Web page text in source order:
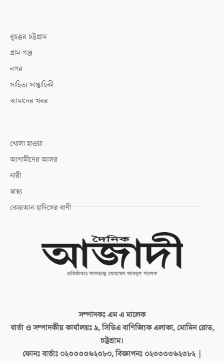
বৃহত্তর চট্টগ্রাম
গ্রাম-গঞ্জ
নগর
সাহিত্য সাপ্তাহিকী
আমাদের খবর
খোলা হাওয়া
আগামীদের আসর
নারী
স্বাস্থ্য
কোরআন হাদিসের বাণী
সম্পাদকঃএম এ মালেক
বার্তা ও সম্পাদকীয় কার্যালয়ঃ৯, সিডিএ বাণিজ্যিক এলাকা, মোমিন রোড,
চট্টগ্রাম।
ফোনঃ বার্তাঃ ০২৩৩৩৩৬২৩৮০, বিজ্ঞাপনঃ ০২৩৩৩৩৬২৩৮২ |